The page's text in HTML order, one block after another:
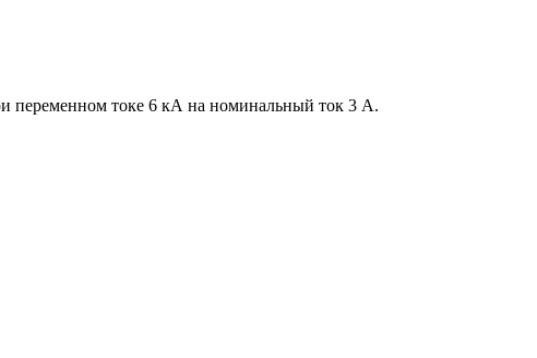
переменном токе 6 кА на номинальный ток 3 А.